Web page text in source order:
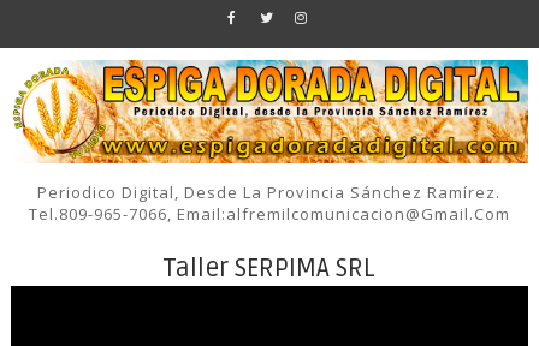
Periodico Digital, Desde La Provincia Sánchez Ramírez.
Tel.809-965-7066, Email:alfremilcomunicacion@gmail.com
Taller SERPIMA SRL